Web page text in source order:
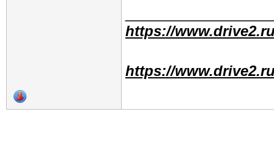
https://
https://